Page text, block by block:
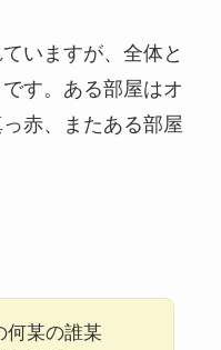
いますが、全体と
す。ある部屋はオ
赤、またある部屋
何某の誰某